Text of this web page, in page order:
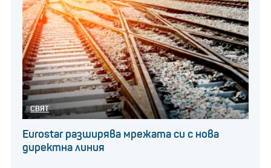
СВЯТ
Eurostar разширява мрежата си с нова
директна линия